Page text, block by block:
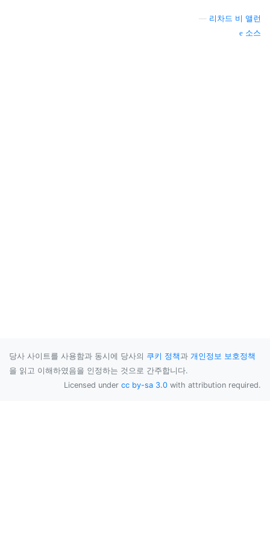
리차드 비 앨런
소스
당사 사이트를 사용함과 동시에 당사의 쿠키 정책과 개인정보 보호정책
을 읽고 이해하였음을 인정하는 것으로 간주합니다.
Licensed under cc by-sa 3.0 with attribution required.